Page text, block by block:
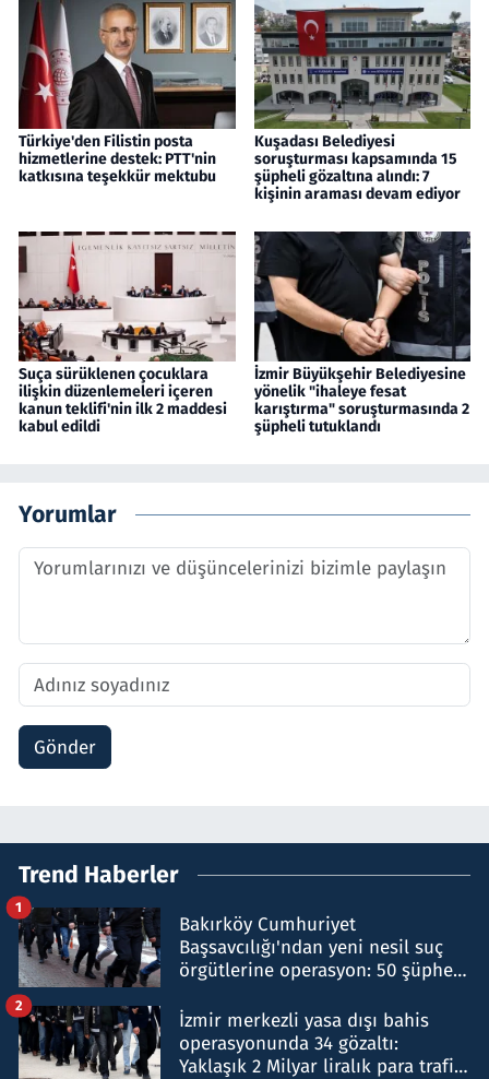
Türkiye'den Filistin posta
hizmetlerine destek: PTT'nin
katkısına teşekkür mektubu
Kuşadası Belediyesi
soruşturması kapsamında 15
şüpheli gözaltına alındı: 7
kişinin araması devam ediyor
Suça sürüklenen çocuklara
ilişkin düzenlemeleri içeren
kanun teklifi'nin ilk 2 maddesi
kabul edildi
İzmir Büyükşehir Belediyesine
yönelik "ihaleye fesat
karıştırma" soruşturmasında 2
şüpheli tutuklandı
Yorumlar
Gönder
Trend Haberler
Bakırköy Cumhuriyet
Başsavcılığı'ndan yeni nesil suç
örgütlerine operasyon: 50 şüpheli
1
İzmir merkezli yasa dışı bahis
operasyonunda 34 gözaltı:
Yaklaşık 2 Milyar liralık para trafiği
2